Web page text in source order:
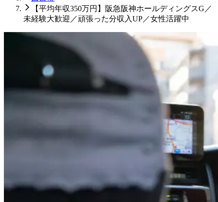
【平均年収350万円】阪急阪神ホールディングスG／
未経験大歓迎／頑張った分収入UP／女性活躍中